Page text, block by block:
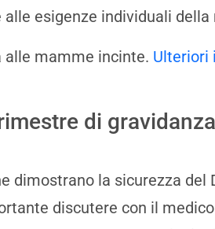
esigenze individuali
alle mamme incinte. Ulteriori
di
dimostrano la sicurezza del
discutere con il